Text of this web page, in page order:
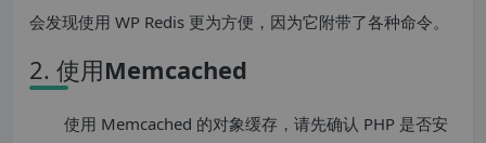
会发现使用 WP Redis 更为方便，因为它附带了各种命令。
2. 使用Memcached
使用 Memcached 的对象缓存，请先确认 PHP 是否安